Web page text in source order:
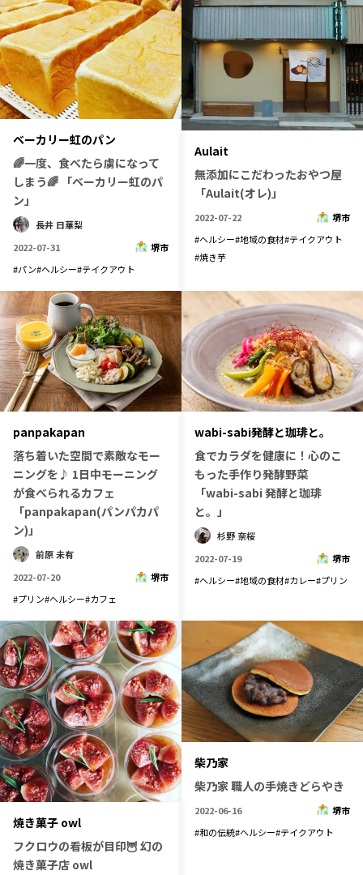
ベーカリー虹のパン
🌈一度、食べたら虜になって
しまう🌈 「ベーカリー虹のパ
ン」
長井 日華梨
2022-07-31
堺市
#パン#ヘルシー#テイクアウト
Aulait
無添加にこだわったおやつ屋
「Aulait(オレ)」
2022-07-22
堺市
#ヘルシー#地域の食材#テイクアウト
#焼き芋
panpakapan
落ち着いた空間で素敵なモー
ニングを♪ 1日中モーニング
が食べられるカフェ
「panpakapan(パンパカパ
ン)」
前原 未有
2022-07-20
堺市
#プリン#ヘルシー#カフェ
wabi-sabi発酵と珈琲と。
食でカラダを健康に！心のこ
もった手作り発酵野菜
「wabi-sabi 発酵と珈琲
と。」
杉野 奈桜
2022-07-19
堺市
#ヘルシー#地域の食材#カレー#プリン
焼き菓子 owl
フクロウの看板が目印🦉 幻の
焼き菓子店 owl
柴乃家
柴乃家 職人の手焼きどらやき
2022-06-16
堺市
#和の伝統#ヘルシー#テイクアウト